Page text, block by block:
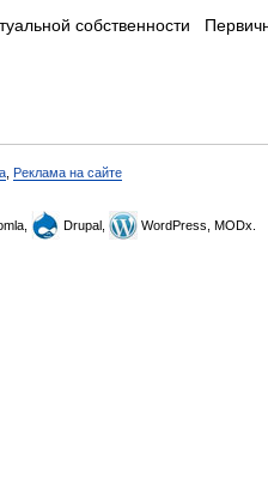
собственности
Реклама на сайте
Drupal, WordPress, MODx.